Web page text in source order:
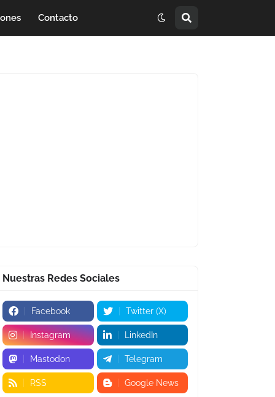
Contacto
Nuestras Redes Sociales
Facebook Twitter (X)
Instagram LinkedIn
Mastodon Telegram
RSS Google News